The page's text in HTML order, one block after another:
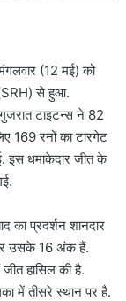
(12 मई) को
(SRH) से हुआ.
टाइटन्स ने 82
169 रनों का टारगेट
इस धमाकेदार जीत के
का प्रदर्शन शानदार
उसके 16 अंक हैं.
हासिल की है.
में तीसरे स्थान पर है.